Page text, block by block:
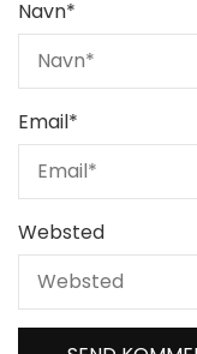
Navn*
Email*
Websted